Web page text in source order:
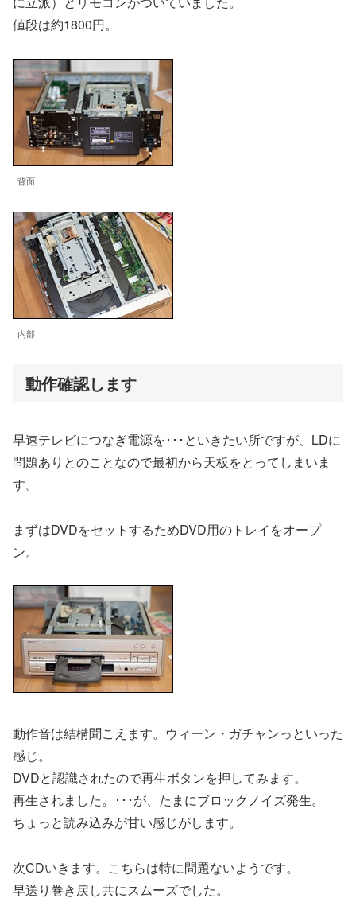
値段は約1800円。
背面
内部
動作確認します
早速テレビにつなぎ電源を･･･といきたい所ですが、LDに
問題ありとのことなので最初から天板をとってしまいま
す。
まずはDVDをセットするためDVD用のトレイをオープ
ン。
動作音は結構聞こえます。ウィーン・ガチャンっといった
感じ。
DVDと認識されたので再生ボタンを押してみます。
再生されました。･･･が、たまにブロックノイズ発生。
ちょっと読み込みが甘い感じがします。
次CDいきます。こちらは特に問題ないようです。
早送り巻き戻し共にスムーズでした。